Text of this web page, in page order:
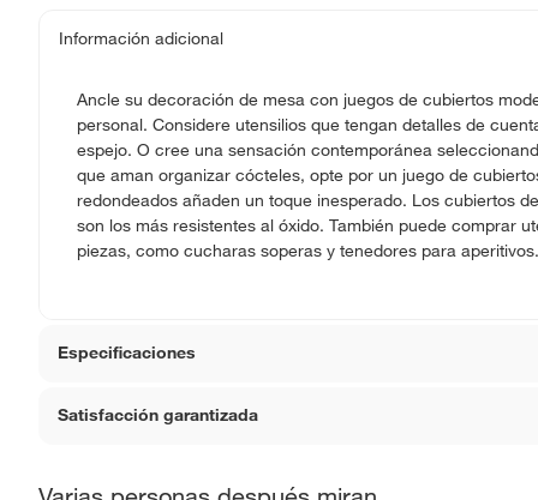
Información adicional
Ancle su decoración de mesa con juegos de cubiertos
personal. Considere utensilios que tengan detalles de
espejo. O cree una sensación contemporánea
que aman organizar cócteles, opte por un juego de
redondeados añaden un toque inesperado. Los cubiertos
son los más resistentes al óxido. También puede comprar
piezas, como cucharas soperas y tenedores para aperitivos.
Especificaciones
Hecho en
Material
Satisfacción garantizada